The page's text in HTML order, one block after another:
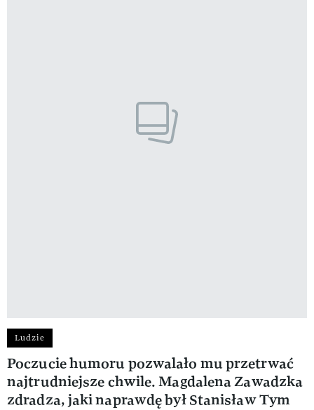
Ludzie
Poczucie humoru pozwalało mu przetrwać
najtrudniejsze chwile. Magdalena Zawadzka
zdradza, jaki naprawdę był Stanisław Tym